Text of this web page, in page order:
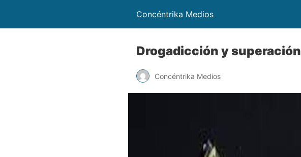
Concéntrika Medios
Drogadicción y superación
Concéntrika Medios